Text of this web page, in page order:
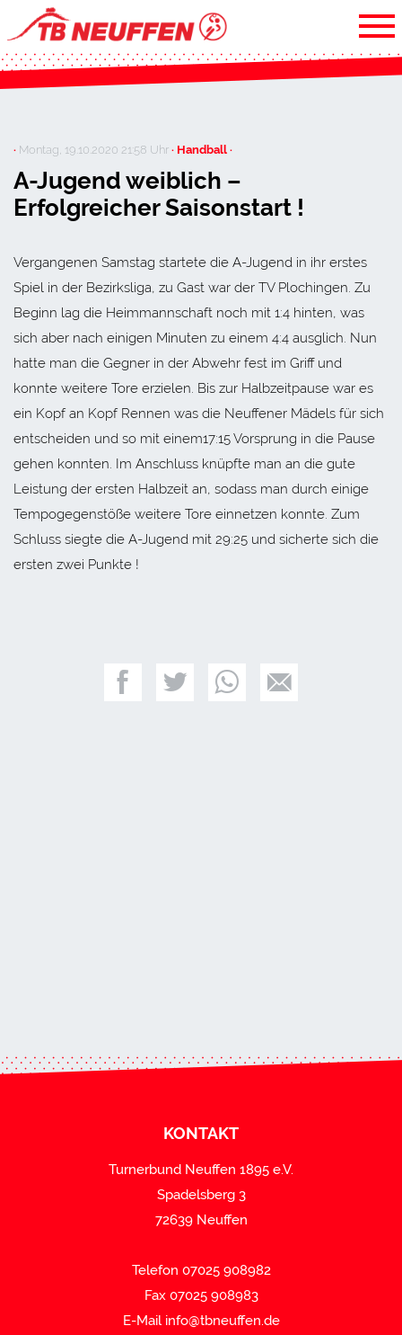
· Montag, 19.10.2020 21:58 Uhr· Handball ·
A-Jugend weiblich –
Erfolgreicher Saisonstart !
Vergangenen Samstag startete die A-Jugend in ihr erstes
Spiel in der Bezirksliga, zu Gast war der TV Plochingen. Zu
Beginn lag die Heimmannschaft noch mit 1:4 hinten, was
sich aber nach einigen Minuten zu einem 4:4 ausglich. Nun
hatte man die Gegner in der Abwehr fest im Griff und
konnte weitere Tore erzielen. Bis zur Halbzeitpause war es
ein Kopf an Kopf Rennen was die Neuffener Mädels für sich
entscheiden und so mit einem17:15 Vorsprung in die Pause
gehen konnten. Im Anschluss knüpfte man an die gute
Leistung der ersten Halbzeit an, sodass man durch einige
Tempogegenstöße weitere Tore einnetzen konnte. Zum
Schluss siegte die A-Jugend mit 29:25 und sicherte sich die
ersten zwei Punkte !
KONTAKT
Turnerbund Neuffen 1895 e.V.
Spadelsberg 3
72639 Neuffen
Telefon 07025 908982
Fax 07025 908983
E-Mail info@tbneuffen.de